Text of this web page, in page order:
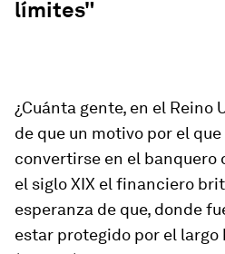
límites"
¿Cuánta gente, en el Reino
de que un motivo por el
convertirse en el banquero
el siglo XIX el financiero
esperanza de que, donde
estar protegido por el largo